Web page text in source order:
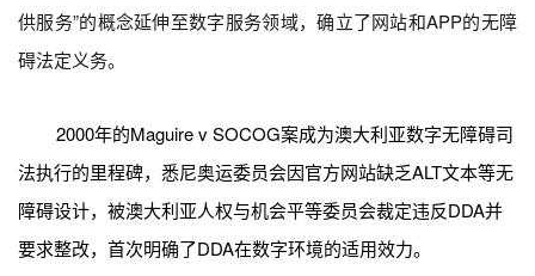
供服务”的概念延伸至数字服务领域，确立了网站和APP的无障
碍法定义务。
2000年的Maguire v SOCOG案成为澳大利亚数字无障碍司
法执行的里程碑，悉尼奥运委员会因官方网站缺乏ALT文本等无
障碍设计，被澳大利亚人权与机会平等委员会裁定违反DDA并
要求整改，首次明确了DDA在数字环境的适用效力。